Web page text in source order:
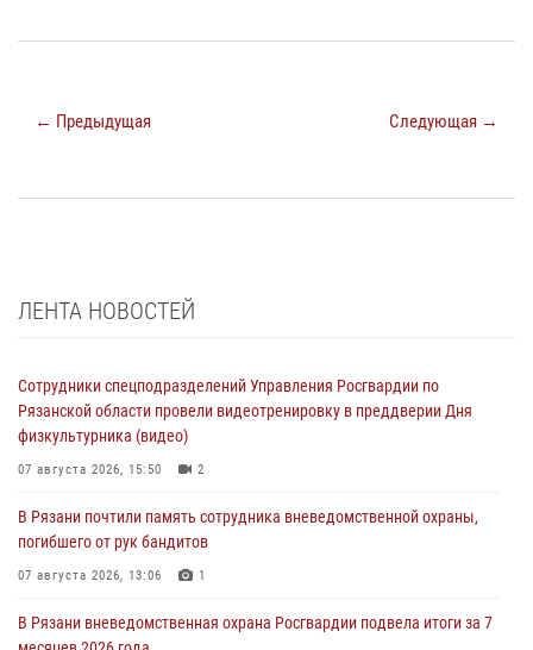
← Предыдущая Следующая →
ЛЕНТА НОВОСТЕЙ
Сотрудники спецподразделений Управления Росгвардии по
Рязанской области провели видеотренировку в преддверии Дня
физкультурника (видео)
07 августа 2026, 15:50 2
В Рязани почтили память сотрудника вневедомственной охраны,
погибшего от рук бандитов
07 августа 2026, 13:06 1
В Рязани вневедомственная охрана Росгвардии подвела итоги за 7